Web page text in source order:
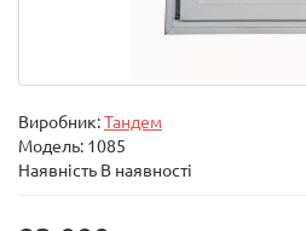
Виробник:Тандем
Модель: 1085
Наявність В наявності